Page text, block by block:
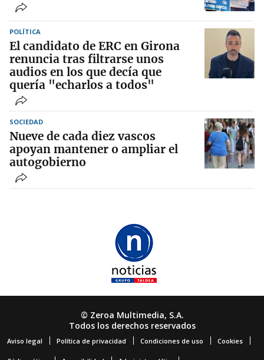
POLÍTICA
El candidato de ERC en Girona
renuncia tras filtrarse unos
audios en los que decía que
quería "echarlos a todos"
SOCIEDAD
Nueve de cada diez vascos
apoyan mantener o ampliar el
autogobierno
© Zeroa Multimedia, S.A.
Todos los derechos reservados
Aviso legal Política de privacidad Condiciones de uso Cookies